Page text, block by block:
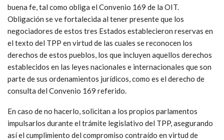
buena fe, tal como obliga el Convenio 169 de la OIT.
Obligación se ve fortalecida al tener presente que los
negociadores de estos tres Estados establecieron reservas en
el texto del TPP en virtud de las cuales se reconocen los
derechos de estos pueblos, los que incluyen aquellos derechos
establecidos en las leyes nacionales e internacionales que son
parte de sus ordenamientos jurídicos, como es el derecho de
consulta del Convenio 169 referido.
En caso de no hacerlo, solicitan a los propios parlamentos
impulsarlos durante el trámite legislativo del TPP, asegurando
así el cumplimiento del compromiso contraído en virtud de